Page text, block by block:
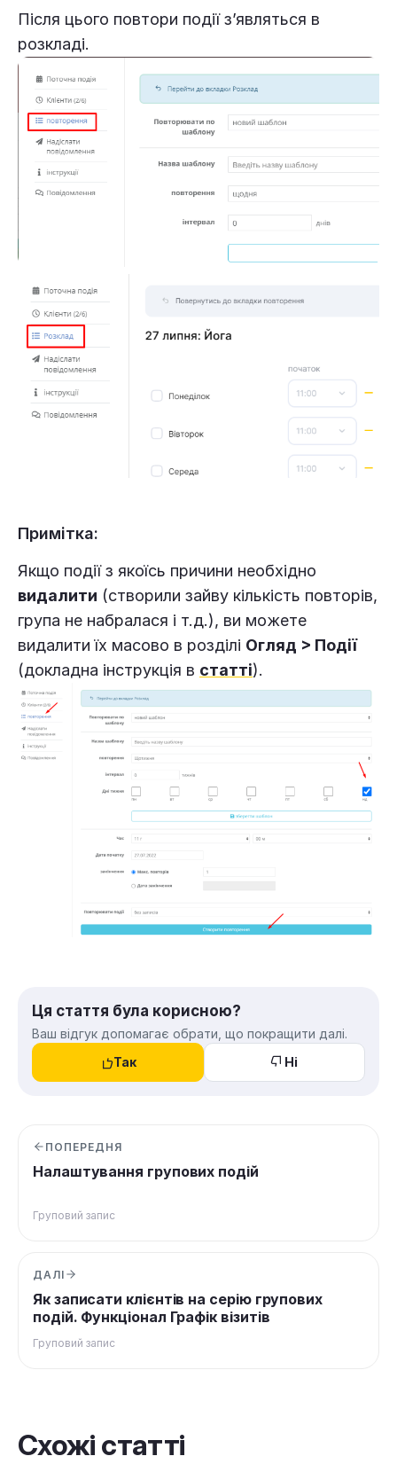
Після цього повтори події з’являться в
розкладі.
Примітка:
Якщо події з якоїсь причини необхідно
видалити (створили зайву кількість повторів,
група не набралася і т.д.), ви можете
видалити їх масово в розділі Огляд > Події
(докладна інструкція в статті).
Ця стаття була корисною?
Ваш відгук допомагає обрати, що покращити далі.
Так
Ні
ПОПЕРЕДНЯ
Налаштування групових подій
Груповий запис
ДАЛІ
Як записати клієнтів на серію групових
подій. Функціонал Графік візитів
Груповий запис
Схожі статті